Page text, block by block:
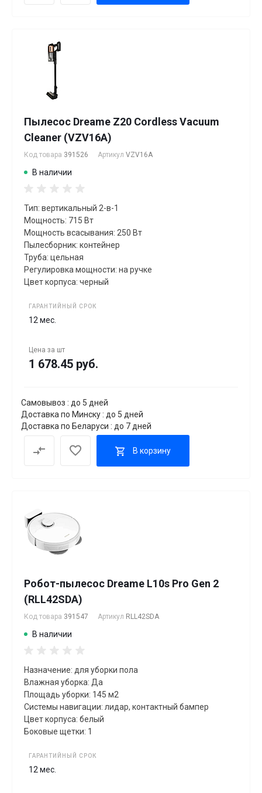
Пылесос Dreame Z20 Cordless Vacuum
Cleaner (VZV16A)
Код товара 391526 Артикул VZV16A
В наличии
Тип: вертикальный 2-в-1
Мощность: 715 Вт
Мощность всасывания: 250 Вт
Пылесборник: контейнер
Труба: цельная
Регулировка мощности: на ручке
Цвет корпуса: черный
ГАРАНТИЙНЫЙ СРОК
12 мес.
Цена за шт
1 678.45 руб.
Самовывоз : до 5 дней
Доставка по Минску : до 5 дней
Доставка по Беларуси : до 7 дней
В корзину
Робот-пылесос Dreame L10s Pro Gen 2
(RLL42SDA)
Код товара 391547 Артикул RLL42SDA
В наличии
Назначение: для уборки пола
Влажная уборка: Да
Площадь уборки: 145 м2
Системы навигации: лидар, контактный бампер
Цвет корпуса: белый
Боковые щетки: 1
ГАРАНТИЙНЫЙ СРОК
12 мес.